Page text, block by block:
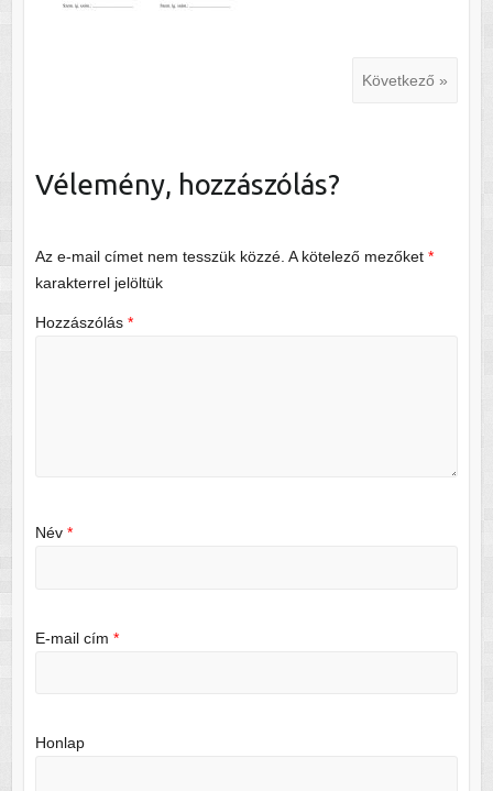
Következő »
Vélemény, hozzászólás?
Az e-mail címet nem tesszük közzé. A kötelező mezőket *
karakterrel jelöltük
Hozzászólás *
Név *
E-mail cím *
Honlap